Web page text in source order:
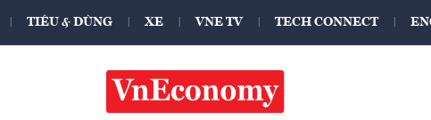
TIÊU & DÙNG XE VNE TV TECH CONNECT